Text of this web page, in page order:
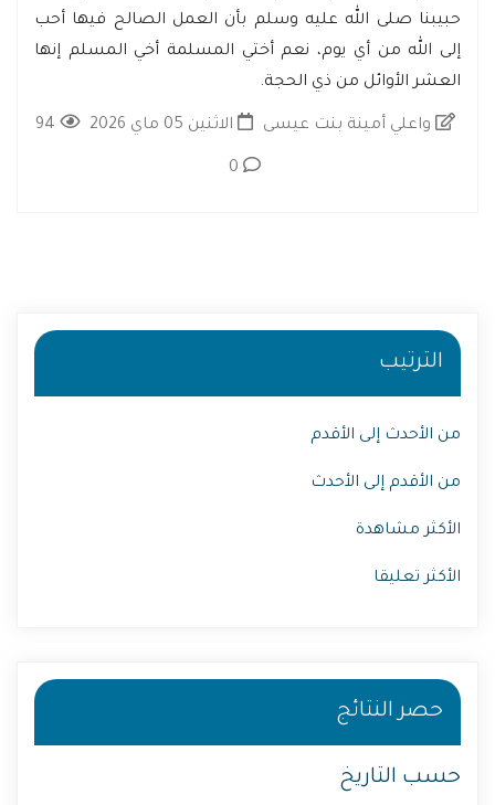
حبيبنا صلى الله عليه وسلم بأن العمل الصالح فيها أحب
إلى الله من أي يوم، نعم أختي المسلمة أخي المسلم إنها
العشر الأوائل من ذي الحجة.
واعلي أمينة بنت عيسى الاثنين 05 ماي 2026
الترتيب
من الأحدث إلى الأقدم
من الأقدم إلى الأحدث
الأكثر مشاهدة
الأكثر تعليقا
حصر النتائج
حسب التاريخ